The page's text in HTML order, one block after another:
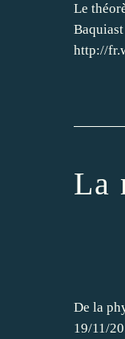
Le
http://
La
De la
19/11/